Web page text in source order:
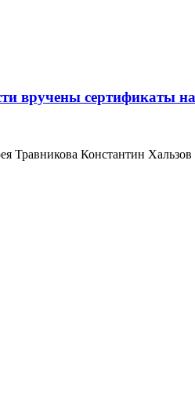
вручены сертификаты
Травникова Константин